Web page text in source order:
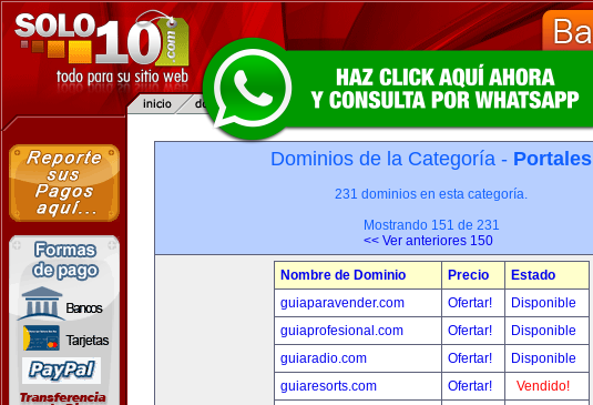
Dominios de la Categoría - Portales
231 dominios en esta categoría.
Mostrando 151 de 231
<< Ver anteriores 150
Nombre de Dominio Precio
Estado
guiaparavender.com
Ofertar!
Disponible
guiaprofesional.com
Ofertar!
Disponible
guiaradio.com
Ofertar!
Disponible
guiaresorts.com
Ofertar!
Vendido!